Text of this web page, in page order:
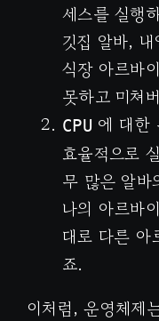
세스를 실행
깃집 알바,
식장 아르바
못하고 미쳐
CPU 에 대한
효율적으로
무 많은 알바
나의 아르바
대로 다른 아
죠.
이처럼, 운영체제